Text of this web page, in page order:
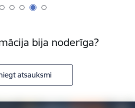
bija noderīga?
atsauksmi